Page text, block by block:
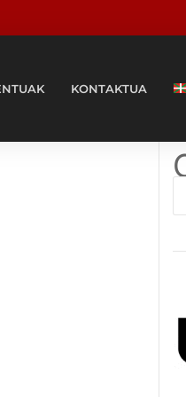
KONTAKTUA